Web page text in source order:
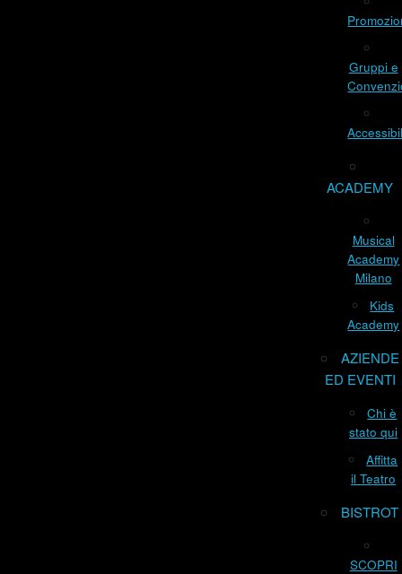
Gruppi e
ACADEMY
Musical
Academy
Milano
Kids
Academy
AZIENDE
ED EVENTI
Chi è
stato qui
Affitta
il Teatro
BISTROT
SCOPRI